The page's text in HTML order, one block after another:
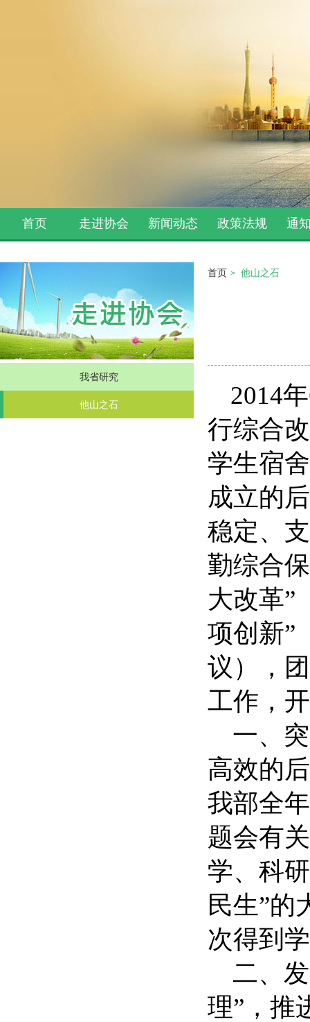
首页 走进协会 新闻动态 政策法规 通
我省研究
他山之石
首页 > 他山之石
2014
行综合
学生宿
成立的
稳定、
勤综合
大改革”
项创新”
议），
工作，
一、突
高效的
我部全
题会有
学、科
民生”的
次得到
二、发
理”，推